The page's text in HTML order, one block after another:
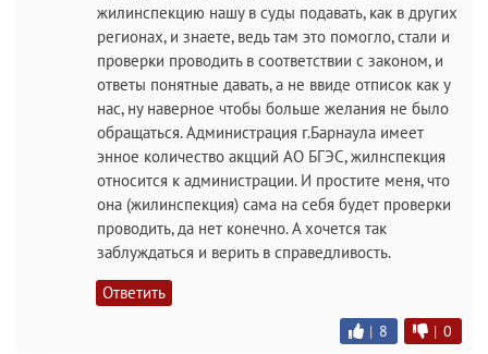
жилинспекцию нашу в суды подавать, как в других
регионах, и знаете, ведь там это помогло, стали и
проверки проводить в соответствии с законом, и
ответы понятные давать, а не ввиде отписок как у
нас, ну наверное чтобы больше желания не было
обращаться. Администрация г.Барнаула имеет
энное количество акцций АО БГЭС, жилнспекция
относится к администрации. И простите меня, что
она (жилинспекция) сама на себя будет проверки
проводить, да нет конечно. А хочется так
заблуждаться и верить в справедливость.
Ответить
| 8 | 0